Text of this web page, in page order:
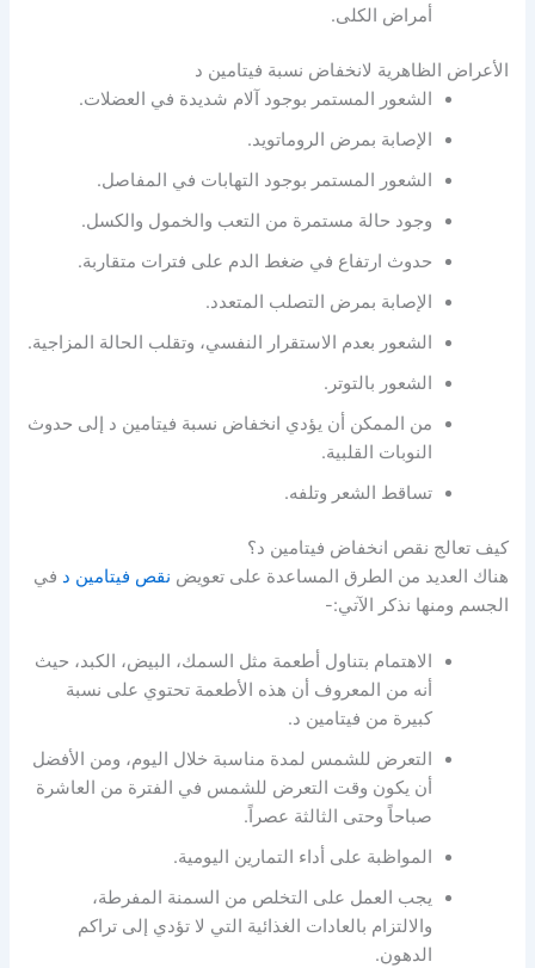
أمراض الكلى.
الأعراض الظاهرية لانخفاض نسبة فيتامين د
الشعور المستمر بوجود آلام شديدة في العضلات.
الإصابة بمرض الروماتويد.
الشعور المستمر بوجود التهابات في المفاصل.
وجود حالة مستمرة من التعب والخمول والكسل.
حدوث ارتفاع في ضغط الدم على فترات متقاربة.
الإصابة بمرض التصلب المتعدد.
الشعور بعدم الاستقرار النفسي، وتقلب الحالة المزاجية.
الشعور بالتوتر.
من الممكن أن يؤدي انخفاض نسبة فيتامين د إلى حدوث
النوبات القلبية.
تساقط الشعر وتلفه.
كيف تعالج نقص انخفاض فيتامين د؟
هناك العديد من الطرق المساعدة على تعويض نقص فيتامين د في
الجسم ومنها نذكر الآتي:-
الاهتمام بتناول أطعمة مثل السمك، البيض، الكبد، حيث
أنه من المعروف أن هذه الأطعمة تحتوي على نسبة
كبيرة من فيتامين د.
التعرض للشمس لمدة مناسبة خلال اليوم، ومن الأفضل
أن يكون وقت التعرض للشمس في الفترة من العاشرة
صباحاً وحتى الثالثة عصراً.
المواظبة على أداء التمارين اليومية.
يجب العمل على التخلص من السمنة المفرطة،
والالتزام بالعادات الغذائية التي لا تؤدي إلى تراكم
الدهون.